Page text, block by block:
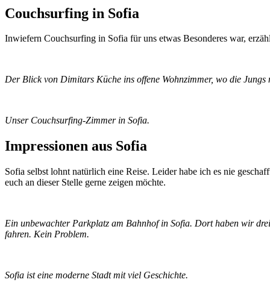
Couchsurfing in Sofia
Inwiefern Couchsurfing in Sofia für uns etwas Besonderes war,
Der Blick von Dimitars Küche ins offene Wohnzimmer, wo die
Unser Couchsurfing-Zimmer in Sofia.
Impressionen aus Sofia
Sofia selbst lohnt natürlich eine Reise. Leider habe ich es nie
euch an dieser Stelle gerne zeigen möchte.
Ein unbewachter Parkplatz am Bahnhof in Sofia. Dort haben wir
fahren. Kein Problem.
Sofia ist eine moderne Stadt mit viel Geschichte.